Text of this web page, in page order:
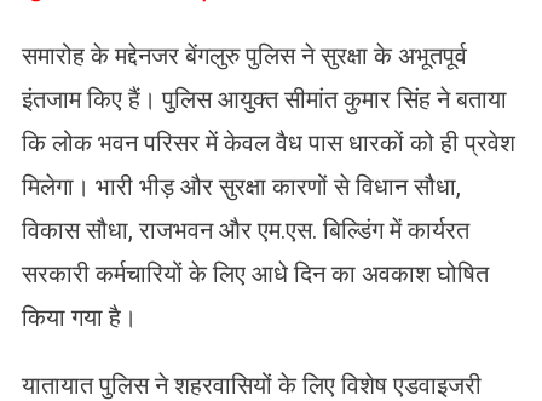
समारोह के मद्देनजर बेंगलुरु पुलिस ने सुरक्षा के अभूतपूर्व
इंतजाम किए हैं। पुलिस आयुक्त सीमांत कुमार सिंह ने बताया
कि लोक भवन परिसर में केवल वैध पास धारकों को ही प्रवेश
मिलेगा। भारी भीड़ और सुरक्षा कारणों से विधान सौधा,
विकास सौधा, राजभवन और एम.एस. बिल्डिंग में कार्यरत
सरकारी कर्मचारियों के लिए आधे दिन का अवकाश घोषित
किया गया है।
​यातायात पुलिस ने शहरवासियों के लिए विशेष एडवाइजरी